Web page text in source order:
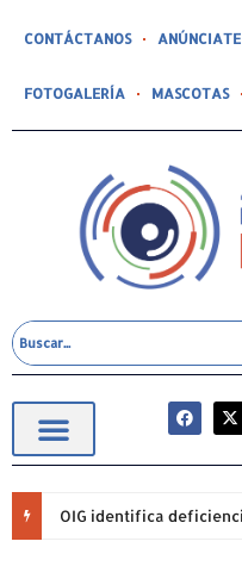
CONTÁCTANOS ANÚNCIATE
FOTOGALERÍA MASCOTAS